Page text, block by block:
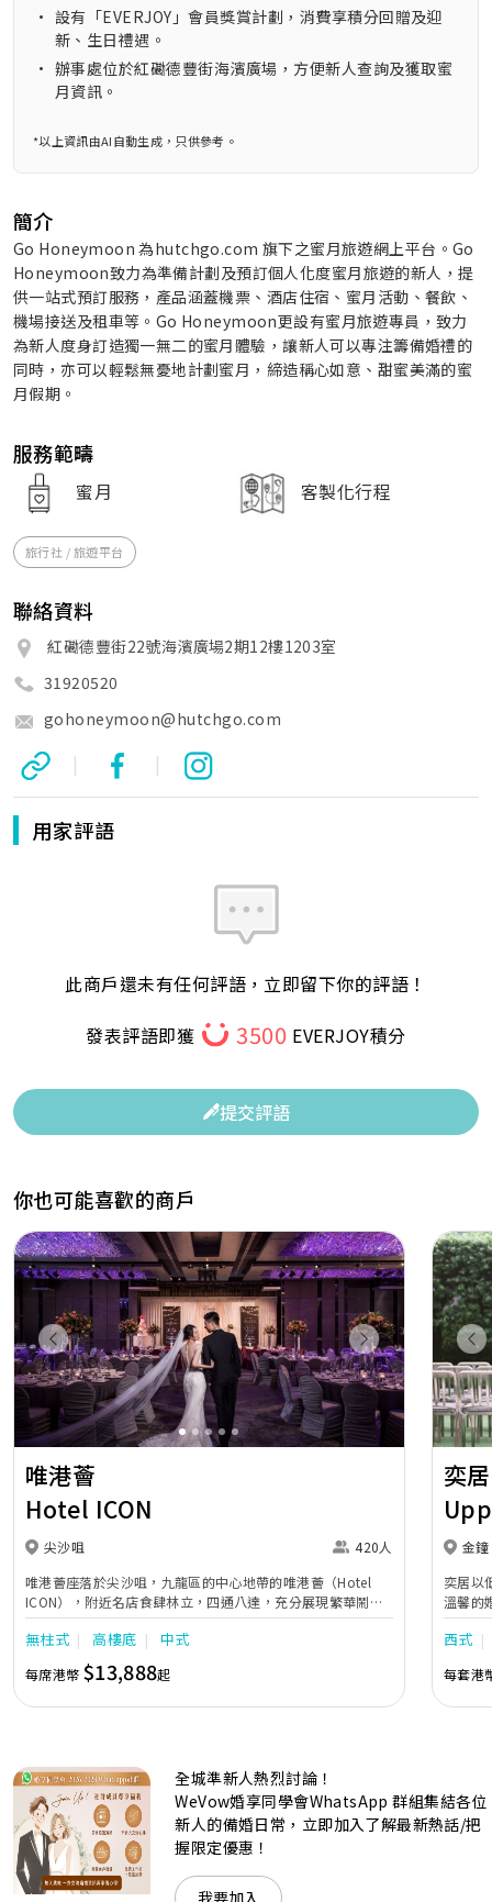
• 設有「EVERJOY」會員獎賞計劃，消費享積分回贈及迎
新、生日禮遇。
• 辦事處位於紅磡德豐街海濱廣場，方便新人查詢及獲取蜜
月資訊。
*以上資訊由AI自動生成，只供參考。
簡介
Go Honeymoon 為hutchgo.com 旗下之蜜月旅遊網上平台。Go
Honeymoon致力為準備計劃及預訂個人化度蜜月旅遊的新人，提
供一站式預訂服務，產品涵蓋機票、酒店住宿、蜜月活動、餐飲、
機場接送及租車等。Go Honeymoon更設有蜜月旅遊專員，致力
為新人度身訂造獨一無二的蜜月體驗，讓新人可以專注籌備婚禮的
同時，亦可以輕鬆無憂地計劃蜜月，締造稱心如意、甜蜜美滿的蜜
月假期。
服務範疇
蜜月 客製化行程
旅行社 / 旅遊平台
聯絡資料
紅磡德豐街22號海濱廣場2期12樓1203室
31920520
gohoneymoon@hutchgo.com
| |
用家評語
此商戶還未有任何評語，立即留下你的評語！
發表評語即獲
3500 EVERJOY積分
提交評語
你也可能喜歡的商戶
Previous Next
唯港薈
Hotel ICON
尖沙咀
420人
唯港薈座落於尖沙咀，九龍區的中心地帶的唯港薈（Hotel
ICON），附近名店食肆林立，四通八達，充分展現繁華鬧巿
中的活力個性，成為一眾準新人舉辦婚宴的熱門之選。專業團
隊由策劃統籌至所有婚宴每個細節，唯港薈都力臻完美，保證
讓您留下獨特的醉人回憶。 擁有時尚高樓頂的Silverbox宴會
廳，配置了全套先進的視聽影音及燈光設備配套，並採用極富
現代時尚感的水晶玻璃燈，演繹出與別不同的經典神韻。不論
準新人的個性及預算﹔保證為您打造夢寐以求的特別日子，令
賓客永誌難忘！
無柱式 高樓底 中式
每席港幣 $13,888起
奕居
金鐘
奕居以
溫馨的
團隊會
西式
每套港
全城準新人熱烈討論！
WeVow婚享同學會WhatsApp 群組集結各位
新人的備婚日常，立即加入了解最新熱話/把
握限定優惠！
我要加入